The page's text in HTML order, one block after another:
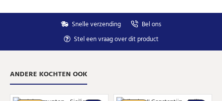
Snelle verzending
Bel ons
Stel een vraag over dit product
ANDERE KOCHTEN OOK